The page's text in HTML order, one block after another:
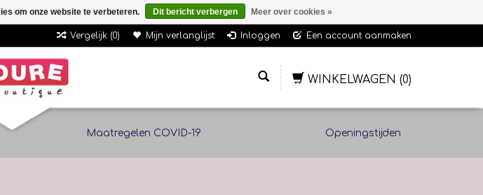
Vergelijk (0) Mijn verlanglijst Inloggen Een account aanmaken
WINKELWAGEN (0)
Maatregelen COVID-19 Openingstijden
om onze website te verbeteren. Dit bericht verbergen Meer over cookies »